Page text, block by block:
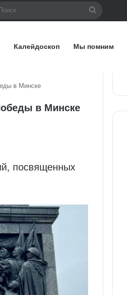
Калейдоскоп Мы помним
в Минске
в Минске
посвященных